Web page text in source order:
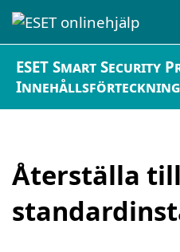
ESET Smart Security
Innehållsförteckning
Återställa till